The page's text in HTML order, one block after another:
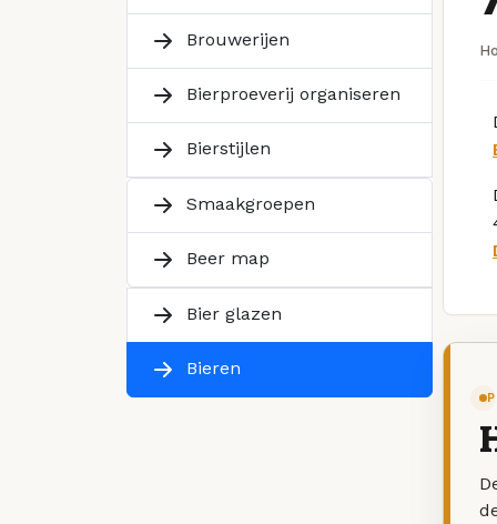
Brouwerijen
Bierproeverij organiseren
Bierstijlen
Smaakgroepen
Beer map
Bier glazen
Bieren